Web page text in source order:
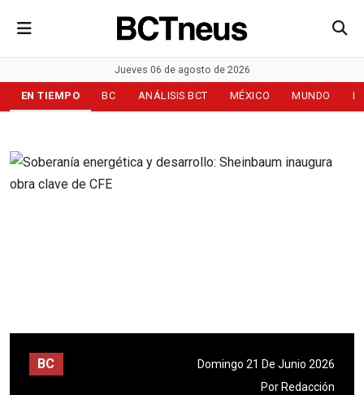
Jueves 06 de agosto de 2026
EN TIEMPO BC ANÁLISIS BCT MÉXICO MUNDO
BC
Domingo 21 De Junio 2026
Por Redacción